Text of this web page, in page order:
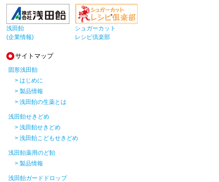
浅田飴
(企業情報)
シュガーカット
レシピ倶楽部
サイトマップ
固形浅田飴
> はじめに
> 製品情報
> 浅田飴の生薬とは
浅田飴せきどめ
> 浅田飴せきどめ
> 浅田飴こどもせきどめ
浅田飴薬用のど飴
> 製品情報
浅田飴ガードドロップ